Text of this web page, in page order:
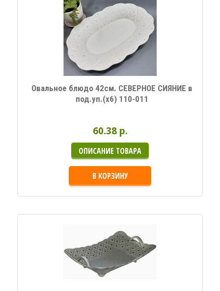
Овальное блюдо 42см. СЕВЕРНОЕ СИЯНИЕ в
под.уп.(х6) 110-011
60.38 p.
ОПИСАНИЕ ТОВАРА
В КОРЗИНУ